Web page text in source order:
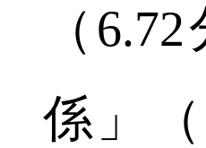
（
係」